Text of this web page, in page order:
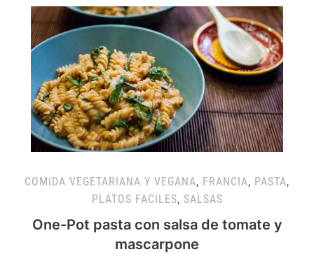
COMIDA VEGETARIANA Y VEGANA, FRANCIA, PASTA,
PLATOS FACILES, SALSAS
One-Pot pasta con salsa de tomate y
mascarpone